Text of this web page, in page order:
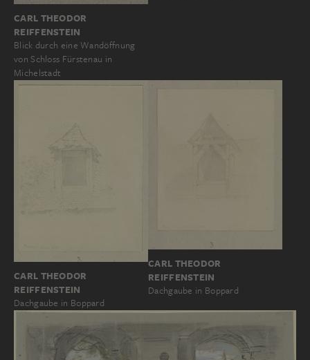
CARL THEODOR
REIFFENSTEIN
Blick durch eine Wandöffnung
von Schloss Fürstenau in
Michelstadt
CARL THEODOR
REIFFENSTEIN
Dachgaube in Boppard
CARL THEODOR
REIFFENSTEIN
Dachgaube in Boppard